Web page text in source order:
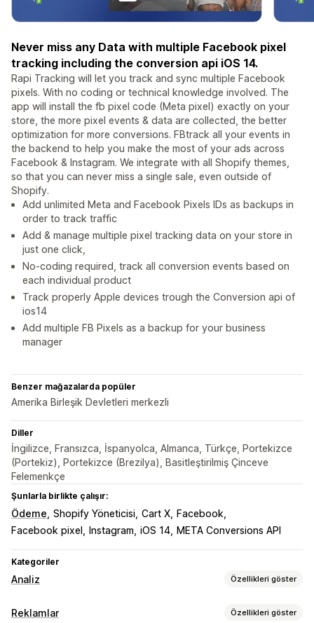
Never miss any Data with multiple Facebook pixel
tracking including the conversion api iOS 14.
Rapi Tracking will let you track and sync multiple Facebook
pixels. With no coding or technical knowledge involved. The
app will install the fb pixel code (Meta pixel) exactly on your
store, the more pixel events & data are collected, the better
optimization for more conversions. FBtrack all your events in
the backend to help you make the most of your ads across
Facebook & Instagram. We integrate with all Shopify themes,
so that you can never miss a single sale, even outside of
Shopify.
Add unlimited Meta and Facebook Pixels IDs as backups in
order to track traffic
Add & manage multiple pixel tracking data on your store in
just one click,
No-coding required, track all conversion events based on
each individual product
Track properly Apple devices trough the Conversion api of
ios14
Add multiple FB Pixels as a backup for your business
manager
Benzer mağazalarda popüler
Amerika Birleşik Devletleri merkezli
Diller
İngilizce, Fransızca, İspanyolca, Almanca, Türkçe, Portekizce
(Portekiz), Portekizce (Brezilya), Basitleştirilmiş Çinceve
Felemenkçe
Şunlarla birlikte çalışır:
Ödeme Shopify Yöneticisi Cart X
Facebook
Facebook pixel
Instagram iOS 14 META Conversions API
Kategoriler
Analiz Özellikleri göster
Müşteri davranışı
Reklamlar Özellikleri göster